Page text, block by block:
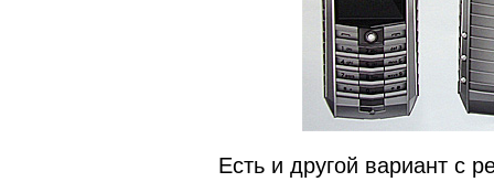
Есть и другой вариант с